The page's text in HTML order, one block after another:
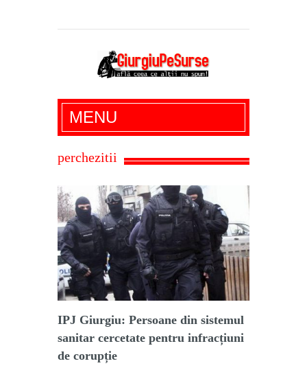
Giurgiu Pe Surse – actualitate giurgiu,
administratie giurgiu, stiri politice, social
economic, editoriale giurgiu, dezvaluiri,
MENU
perchezitii
IPJ Giurgiu: Persoane din sistemul
sanitar cercetate pentru infracțiuni
de corupție